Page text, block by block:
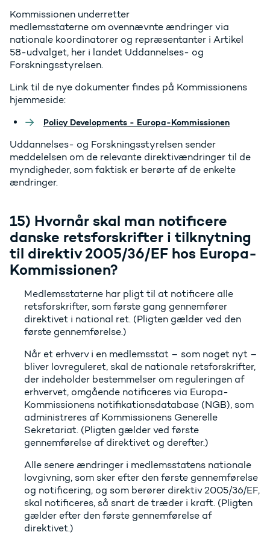
Kommissionen underretter
medlemsstaterne om ovennævnte ændringer via
nationale koordinatorer og repræsentanter i Artikel
58-udvalget, her i landet Uddannelses- og
Forskningsstyrelsen.
Link til de nye dokumenter findes på Kommissionens
hjemmeside:
Policy Developments - Europa-Kommissionen
Uddannelses- og Forskningsstyrelsen sender
meddelelsen om de relevante direktivændringer til de
myndigheder, som faktisk er berørte af de enkelte
ændringer.
15) Hvornår skal man notificere
danske retsforskrifter i tilknytning
til direktiv 2005/36/EF hos Europa-
Kommissionen?
Medlemsstaterne har pligt til at notificere alle
retsforskrifter, som første gang gennemfører
direktivet i national ret. (Pligten gælder ved den
første gennemførelse.)
Når et erhverv i en medlemsstat – som noget nyt –
bliver lovreguleret, skal de nationale retsforskrifter,
der indeholder bestemmelser om reguleringen af
erhvervet, omgående notificeres via Europa-
Kommissionens notifikationsdatabase (NGB), som
administreres af Kommissionens Generelle
Sekretariat. (Pligten gælder ved første
gennemførelse af direktivet og derefter.)
Alle senere ændringer i medlemsstatens nationale
lovgivning, som sker efter den første gennemførelse
og notificering, og som berører direktiv 2005/36/EF,
skal notificeres, så snart de træder i kraft. (Pligten
gælder efter den første gennemførelse af
direktivet.)